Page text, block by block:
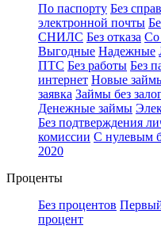
По паспорту Без
электронной почты
СНИЛС Без отказа Со
Выгодные Надежные
ПТС Без работы Без
интернет Новые
заявка Займы без
Денежные займы
Без подтверждения
комиссии С нулевым
2020
Проценты
Без процентов
процент